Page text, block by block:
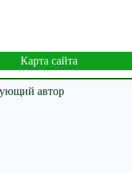
Карта сайта